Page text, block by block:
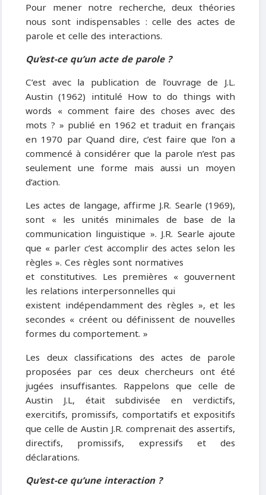
Pour mener notre recherche, deux théories
nous sont indispensables : celle des actes de
parole et celle des interactions.
Qu’est-ce qu’un acte de parole ?
C’est avec la publication de l’ouvrage de J.L.
Austin (1962) intitulé How to do things with
words « comment faire des choses avec des
mots ? » publié en 1962 et traduit en français
en 1970 par Quand dire, c’est faire que l’on a
commencé à considérer que la parole n’est pas
seulement une forme mais aussi un moyen
d’action.
Les actes de langage, affirme J.R. Searle (1969),
sont « les unités minimales de base de la
communication linguistique ». J.R. Searle ajoute
que « parler c’est accomplir des actes selon les
règles ». Ces règles sont normatives
et constitutives. Les premières « gouvernent
les relations interpersonnelles qui
existent indépendamment des règles », et les
secondes « créent ou définissent de nouvelles
formes du comportement. »
Les deux classifications des actes de parole
proposées par ces deux chercheurs ont été
jugées insuffisantes. Rappelons que celle de
Austin J.L, était subdivisée en verdictifs,
exercitifs, promissifs, comportatifs et expositifs
que celle de Austin J.R. comprenait des assertifs,
directifs, promissifs, expressifs et des
déclarations.
Qu’est-ce qu’une interaction ?